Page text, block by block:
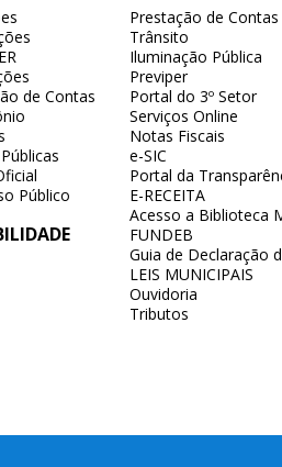
de Contas
Público
Prestação de
Trânsito
Iluminação Pública
Previper
Portal do 3º Setor
Serviços Online
Notas Fiscais
e-SIC
Portal da
E-RECEITA
Acesso a Biblioteca
FUNDEB
Guia de Declaração
LEIS MUNICIPAIS
Ouvidoria
Tributos